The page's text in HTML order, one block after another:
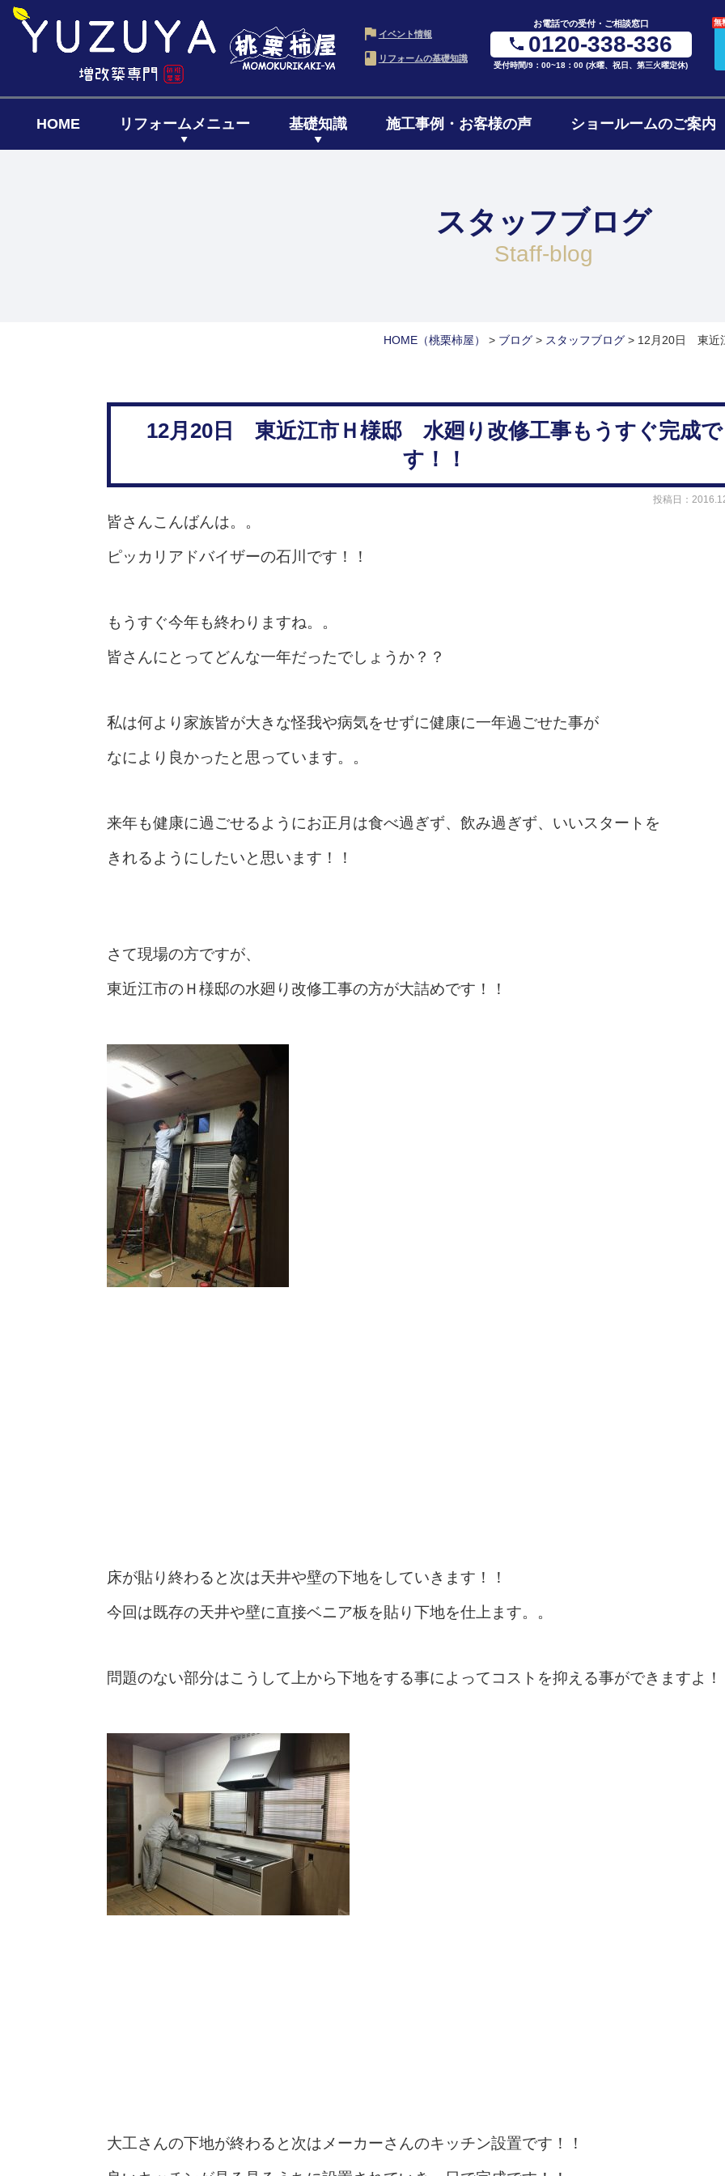
イベント情報
リフォームの基礎知識
お電話での受付・ご相談窓口
0120-338-336
受付時間/9：00~18：00 (水曜、祝日、第三火曜定休)
無
HOME リフォームメニュー
1階・まるごとリノベ
基礎知識
リフォームの流れ
施工事例・お客様の声 ショールームのご案内
スタッフブログ
staff-blog
HOME （桃栗柿屋） > ブログ > スタッフブログ > 12月20日 東近
12月20日 東近江市Ｈ様邸 水廻り改修工事もうすぐ完成で
す！！
投稿日：
皆さんこんばんは。。
ピッカリアドバイザーの石川です！！
もうすぐ今年も終わりますね。。
皆さんにとってどんな一年だったでしょうか？？
私は何より家族皆が大きな怪我や病気をせずに健康に一年過ごせた事が
なにより良かったと思っています。。
来年も健康に過ごせるようにお正月は食べ過ぎず、飲み過ぎず、いいスタートを
きれるようにしたいと思います！！
さて現場の方ですが、
東近江市のＨ様邸の水廻り改修工事の方が大詰めです！！
床が貼り終わると次は天井や壁の下地をしていきます！！
今回は既存の天井や壁に直接ベニア板を貼り下地を仕上ます。。
問題のない部分はこうして上から下地をする事によってコストを抑える事ができますよ！
大工さんの下地が終わると次はメーカーさんのキッチン設置です！！